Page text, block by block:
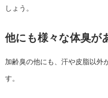
しょう。
他にも様々な体臭が
加齢臭の他にも、汗や皮脂以外
す。